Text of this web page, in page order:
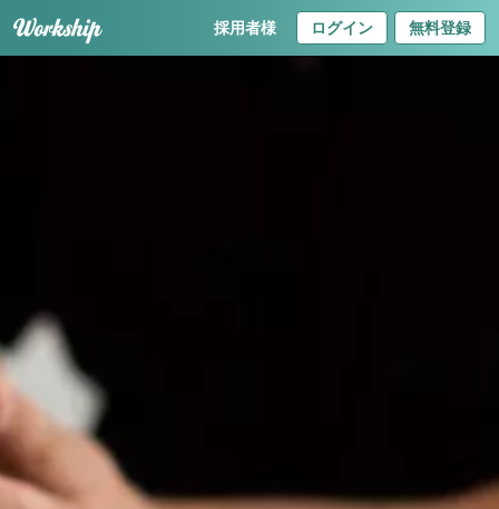
採用者様 ログイン 無料登録